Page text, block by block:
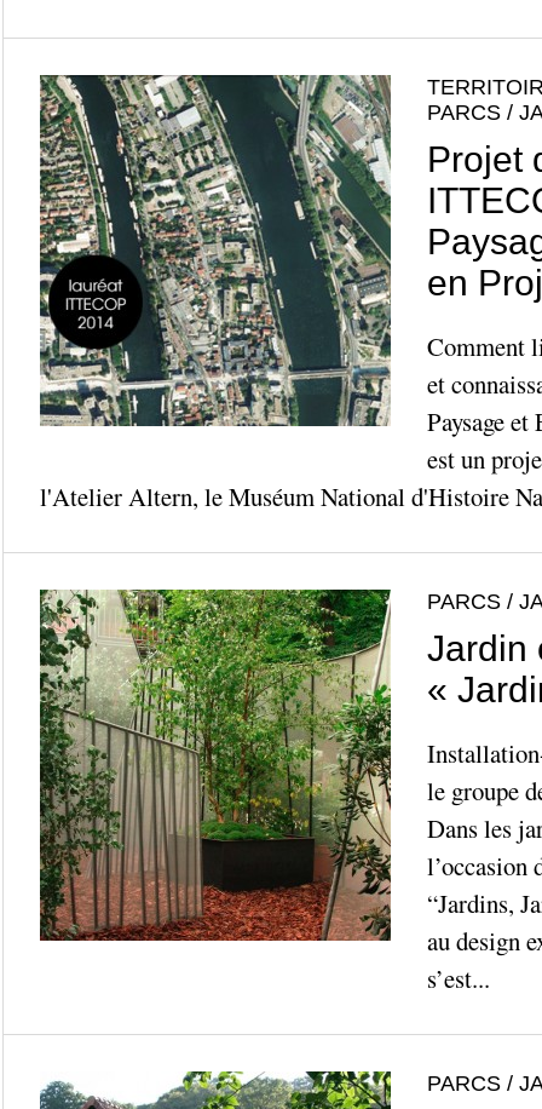
PARCS /
Projet
en
Comment
et
Paysage
est un
l'Atelier Altern, le Muséum National d'Histoire
PARCS /
Jardin
«
le groupe
Dans les
l’occasion
“Jardins,
au design
s’est...
PARCS /